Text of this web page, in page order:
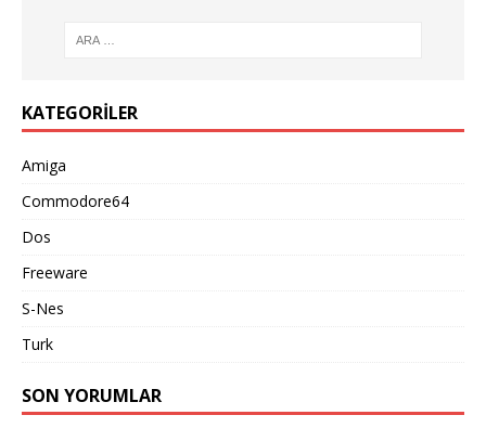
KATEGORILER
Amiga
Commodore64
Dos
Freeware
S-Nes
Turk
SON YORUMLAR